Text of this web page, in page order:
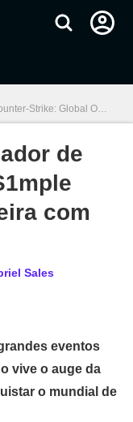
Strike: Global Offensive
de
com
Sales
eventos
vive o auge da
o mundial de